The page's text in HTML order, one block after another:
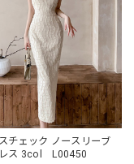
チェック ノースリーブ
レス 3col L00450